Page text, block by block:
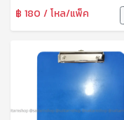
฿ 180 / โหล/แพ็ค